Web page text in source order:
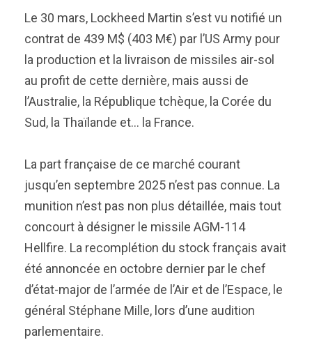
Le 30 mars, Lockheed Martin s’est vu notifié un
contrat de 439 M$ (403 M€) par l’US Army pour
la production et la livraison de missiles air-sol
au profit de cette dernière, mais aussi de
l’Australie, la République tchèque, la Corée du
Sud, la Thaïlande et… la France.
La part française de ce marché courant
jusqu’en septembre 2025 n’est pas connue. La
munition n’est pas non plus détaillée, mais tout
concourt à désigner le missile AGM-114
Hellfire. La recomplétion du stock français avait
été annoncée en octobre dernier par le chef
d’état-major de l’armée de l’Air et de l’Espace, le
général Stéphane Mille, lors d’une audition
parlementaire.